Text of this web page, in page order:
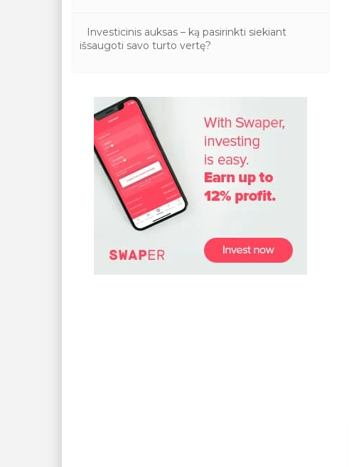
Investicinis auksas – ką pasirinkti siekiant
išsaugoti savo turto vertę?